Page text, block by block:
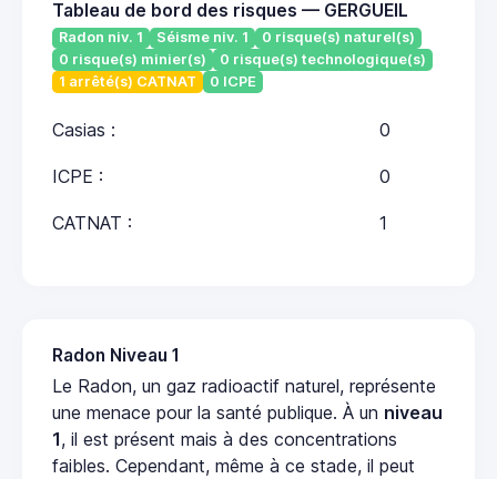
Tableau de bord des risques — GERGUEIL
Radon niv. 1 Séisme niv. 1
0 risque(s) naturel(s)
0 risque(s) minier(s)
0 risque(s) technologique(s)
1 arrêté(s) CATNAT
0 ICPE
Casias : 0
ICPE : 0
CATNAT : 1
Radon Niveau 1
Le Radon, un gaz radioactif naturel, représente
une menace pour la santé publique. À un niveau
1, il est présent mais à des concentrations
faibles. Cependant, même à ce stade, il peut